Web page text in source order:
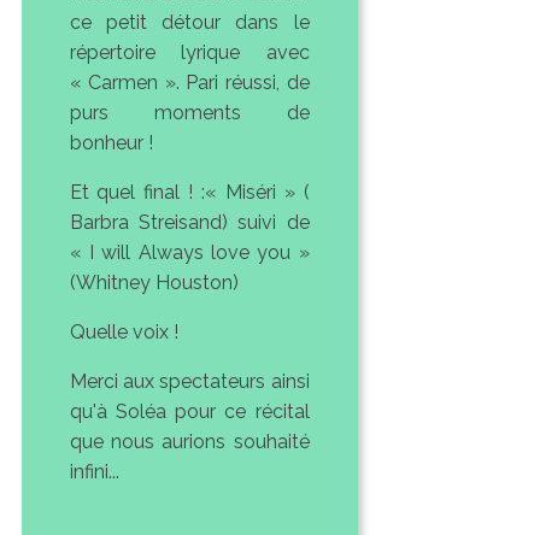
ce petit détour dans le
répertoire lyrique avec
« Carmen ». Pari réussi, de
purs moments de
bonheur !
Et quel final ! :« Miséri » (
Barbra Streisand) suivi de
« I will Always love you »
(Whitney Houston)
Quelle voix !
Merci aux spectateurs ainsi
qu'à Soléa pour ce récital
que nous aurions souhaité
infini...